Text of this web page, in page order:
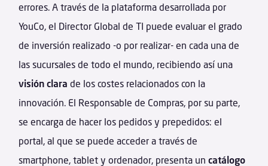
errores. A través de la plataforma desarrollada por
YouCo, el Director Global de TI puede evaluar el grado
de inversión realizado -o por realizar- en cada una de
las sucursales de todo el mundo, recibiendo así una
visión clara de los costes relacionados con la
innovación. El Responsable de Compras, por su parte,
se encarga de hacer los pedidos y prepedidos: el
portal, al que se puede acceder a través de
smartphone, tablet y ordenador, presenta uncatálogo